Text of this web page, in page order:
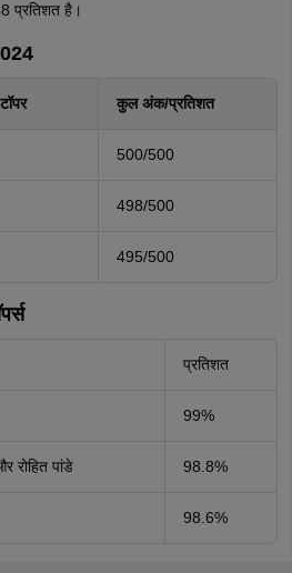
प्रतिशत है।
कुल अंक/प्रतिशत
500/500
498/500
495/500
प्रतिशत
99%
रोहित पांडे 98.8%
98.6%